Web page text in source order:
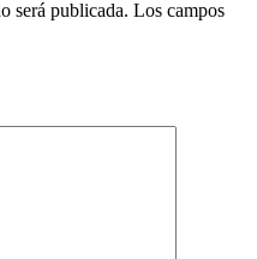
será publicada. Los campos